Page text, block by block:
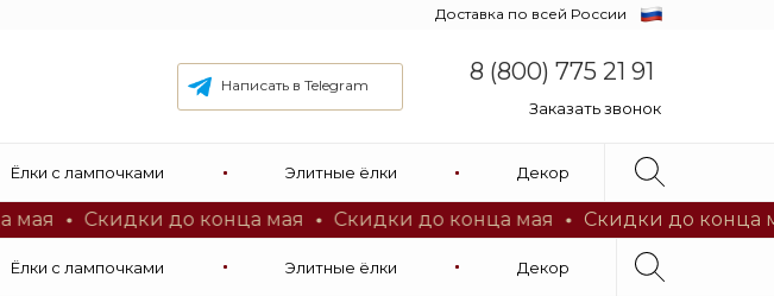
Написать в Telegram
Доставка по всей России
8 (800) 775 21 91
Заказать звонок
Ëлки с лампочками Элитные ёлки Декор
Скидки до конца мая Скидки до конца мая Скидки до конца мая
8 (800) 775 21 91
Заказать звонок
Ëлки с лампочками Элитные ёлки Декор
Онлайн подбор